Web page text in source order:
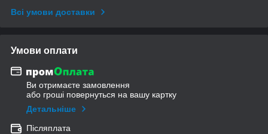
Всі умови доставки
Умови оплати
Ви отримаєте замовлення
або гроші повернуться на вашу картку
Детальніше
Післяплата